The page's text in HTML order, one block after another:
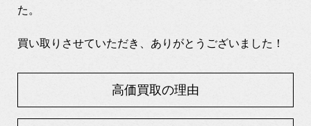
た。
買い取りさせていただき、ありがとうございました！
高価買取の理由